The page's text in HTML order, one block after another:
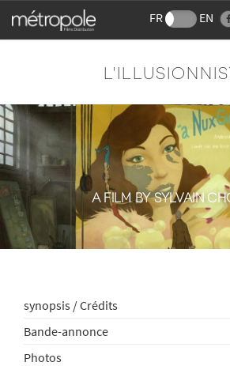
FR EN
A FILM BY SYLVAIN
synopsis / Crédits
Bande-annonce
Photos